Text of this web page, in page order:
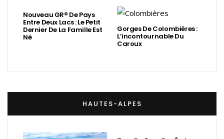
Nouveau GR® De Pays
Entre Deux Lacs : Le Petit
Dernier De La Famille Est
Né
Gorges De Colombières :
L’incontournable Du
Caroux
HAUTES-ALPES